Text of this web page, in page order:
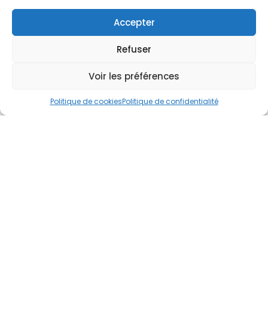
Accepter
Refuser
Voir les préférences
Politique de cookiesPolitique de confidentialité